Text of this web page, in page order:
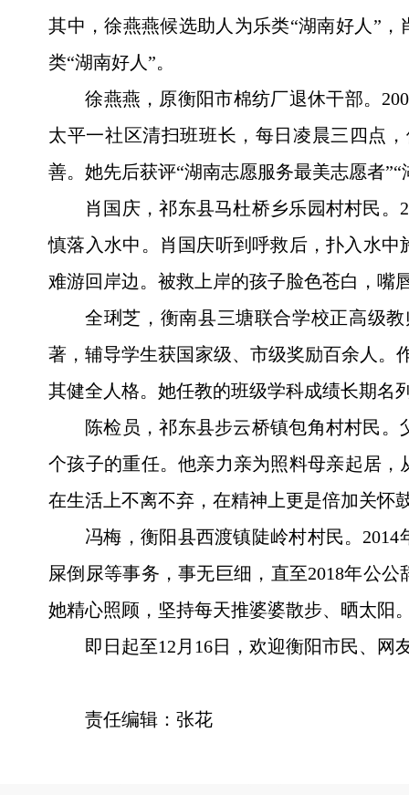
其中，徐燕燕候选助人为乐类“湖南好人”
类“湖南好人”。
徐燕燕，原衡阳市棉纺厂退休干部。
太平一社区清扫班班长，每日凌晨三四点
善。她先后获评“湖南志愿服务最美志愿者
肖国庆，祁东县马杜桥乡乐园村村民
慎落入水中。肖国庆听到呼救后，扑入水
难游回岸边。被救上岸的孩子脸色苍白，嘴
全琍芝，衡南县三塘联合学校正高级
著，辅导学生获国家级、市级奖励百余人。
其健全人格。她任教的班级学科成绩长期名
陈检员，祁东县步云桥镇包角村村民
个孩子的重任。他亲力亲为照料母亲起居
在生活上不离不弃，在精神上更是倍加关怀
冯梅，衡阳县西渡镇陡岭村村民。
屎倒尿等事务，事无巨细，直至2018年公
她精心照顾，坚持每天推婆婆散步、晒太阳
即日起至12月16日，欢迎衡阳市民、网
责任编辑：张花